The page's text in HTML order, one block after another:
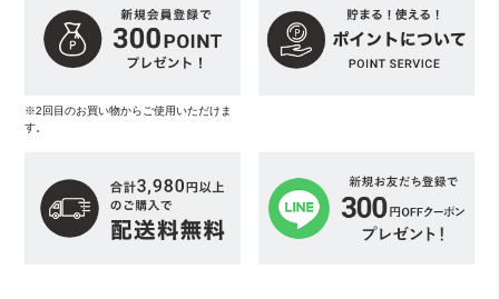
※2回目のお買い物からご使用いただけま
す。